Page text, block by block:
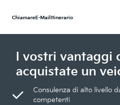
ChiamareE-Mail Itinerario
I vostri vantaggi
acquistate un
Consulenza di alto livello
competenti